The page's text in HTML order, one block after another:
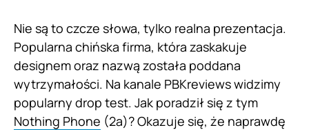
Nie są to czcze słowa, tylko realna prezentacja.
Popularna chińska firma, która zaskakuje
designem oraz nazwą została poddana
wytrzymałości. Na kanale PBKreviews widzimy
popularny drop test. Jak poradził się z tym
Nothing Phone (2a)? Okazuje się, że naprawdę